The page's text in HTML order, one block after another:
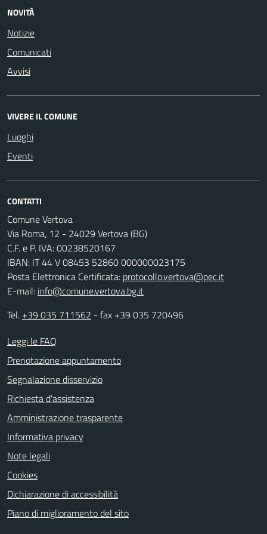
NOVITÀ
Notizie
Comunicati
Avvisi
VIVERE IL COMUNE
Luoghi
Eventi
CONTATTI
Comune Vertova
Via Roma, 12 - 24029 Vertova (BG)
C.F. e P. IVA: 00238520167
IBAN: IT 44 V 08453 52860 000000023175
Posta Elettronica Certificata: protocollo.vertova@pec.it
E-mail: info@comune.vertova.bg.it
Tel. +39 035 711562 - fax +39 035 720496
Leggi le FAQ
Prenotazione appuntamento
Segnalazione disservizio
Richiesta d'assistenza
Amministrazione trasparente
Informativa privacy
Note legali
Cookies
Dichiarazione di accessibilità
Piano di miglioramento del sito